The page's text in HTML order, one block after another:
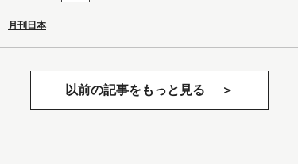
月刊日本
以前の記事をもっと見る